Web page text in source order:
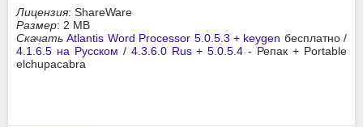
Лицензия: ShareWare
Размер: 2 MB
Скачать Atlantis Word Processor 5.0.5.3 + keygen бесплатно /
4.1.6.5 на Русском / 4.3.6.0 Rus+5.0.5.4 - Репак + Portable
elchupacabra